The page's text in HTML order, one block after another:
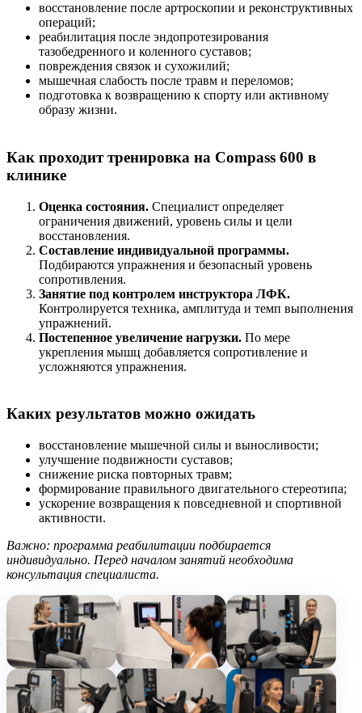
восстановление после артроскопии и реконструктивных
операций;
реабилитация после эндопротезирования
тазобедренного и коленного суставов;
повреждения связок и сухожилий;
мышечная слабость после травм и переломов;
подготовка к возвращению к спорту или активному
образу жизни.
Как проходит тренировка на Compass 600 в
клинике
Оценка состояния. Специалист определяет
ограничения движений, уровень силы и цели
восстановления.
Составление индивидуальной программы.
Подбираются упражнения и безопасный уровень
сопротивления.
Занятие под контролем инструктора ЛФК.
Контролируется техника, амплитуда и темп выполнения
упражнений.
Постепенное увеличение нагрузки. По мере
укрепления мышц добавляется сопротивление и
усложняются упражнения.
Каких результатов можно ожидать
восстановление мышечной силы и выносливости;
улучшение подвижности суставов;
снижение риска повторных травм;
формирование правильного двигательного стереотипа;
ускорение возвращения к повседневной и спортивной
активности.
Важно: программа реабилитации подбирается
индивидуально. Перед началом занятий необходима
консультация специалиста.